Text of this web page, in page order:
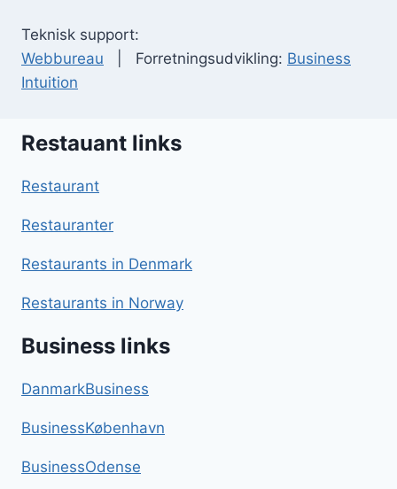
Teknisk support:
Webbureau | Forretningsudvikling: Business
Intuition
Restauant links
Restaurant
Restauranter
Restaurants in Denmark
Restaurants in Norway
Business links
DanmarkBusiness
BusinessKøbenhavn
BusinessOdense